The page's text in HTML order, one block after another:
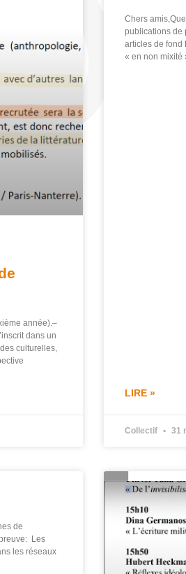
année).–
dans un
culturelles,
Chers
publications de
articles de fond
« en non mixité
LIRE »
Collectif 31
de
Les
les réseaux